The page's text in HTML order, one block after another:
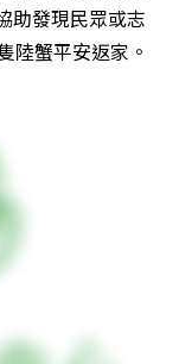
助發現民眾或志
陸蟹平安返家。